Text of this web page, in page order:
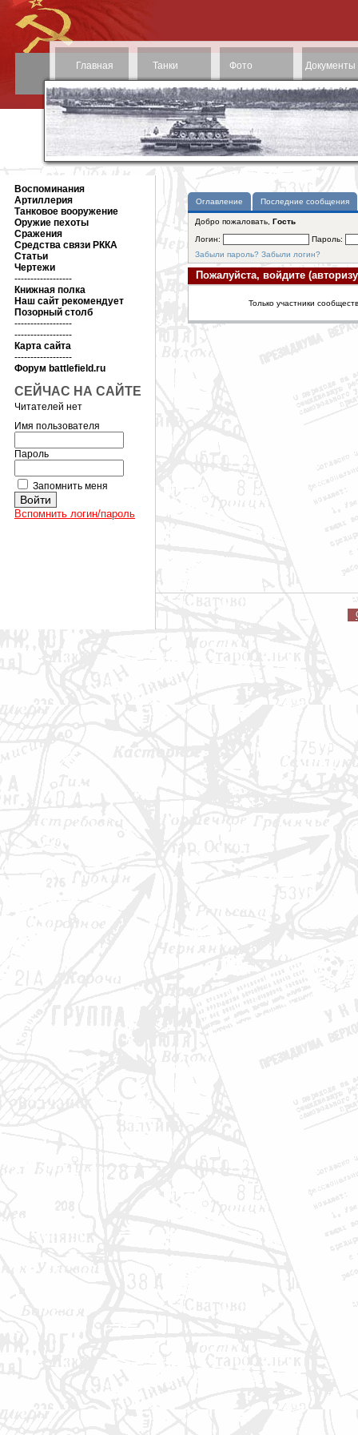
Главная Танки Фото Документы
Воспоминания
Артиллерия
Танковое вооружение
Оружие пехоты
Сражения
Средства связи РККА
Статьи
Чертежи
------------------
Книжная полка
Наш сайт рекомендует
Позорный столб
------------------
------------------
Карта сайта
------------------
Форум battlefield.ru
СЕЙЧАС НА САЙТЕ
Читателей нет
Имя пользователя
Пароль
Запомнить меня
Вспомнить логин/пароль
Оглавление Последние сообщения
Добро пожаловать, Гость
Логин:
Пароль:
Забыли пароль? Забыли логин?
Пожалуйста, войдите
Только участники